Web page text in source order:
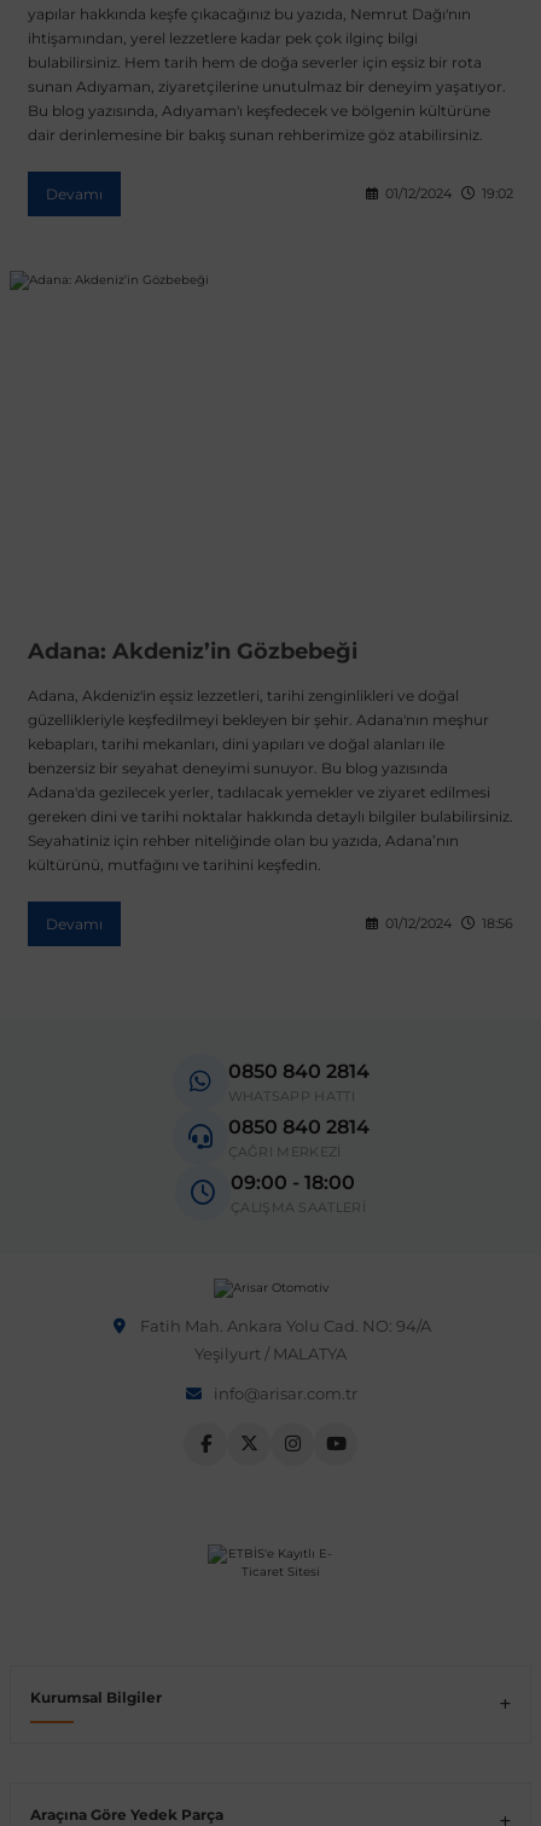
yapılar hakkında keşfe çıkacağınız bu yazıda, Nemrut Dağı'nın
ihtişamından, yerel lezzetlere kadar pek çok ilginç bilgi
bulabilirsiniz. Hem tarih hem de doğa severler için eşsiz bir rota
sunan Adıyaman, ziyaretçilerine unutulmaz bir deneyim yaşatıyor.
Bu blog yazısında, Adıyaman'ı keşfedecek ve bölgenin kültürüne
dair derinlemesine bir bakış sunan rehberimize göz atabilirsiniz.
Devamı 01/12/2024 19:02
Adana: Akdeniz’in Gözbebeği
Adana, Akdeniz'in eşsiz lezzetleri, tarihi zenginlikleri ve doğal
güzellikleriyle keşfedilmeyi bekleyen bir şehir. Adana'nın meşhur
kebapları, tarihi mekanları, dini yapıları ve doğal alanları ile
benzersiz bir seyahat deneyimi sunuyor. Bu blog yazısında
Adana'da gezilecek yerler, tadılacak yemekler ve ziyaret edilmesi
gereken dini ve tarihi noktalar hakkında detaylı bilgiler bulabilirsiniz.
Seyahatiniz için rehber niteliğinde olan bu yazıda, Adana’nın
kültürünü, mutfağını ve tarihini keşfedin.
Devamı 01/12/2024 18:56
0850 840 2814
WHATSAPP HATTI
0850 840 2814
ÇAĞRI MERKEZİ
09:00 - 18:00
ÇALIŞMA SAATLERİ
Fatih Mah. Ankara Yolu Cad. NO: 94/A
Yeşilyurt / MALATYA
info@arisar.com.tr
Kurumsal Bilgiler
Araçına Göre Yedek Parça